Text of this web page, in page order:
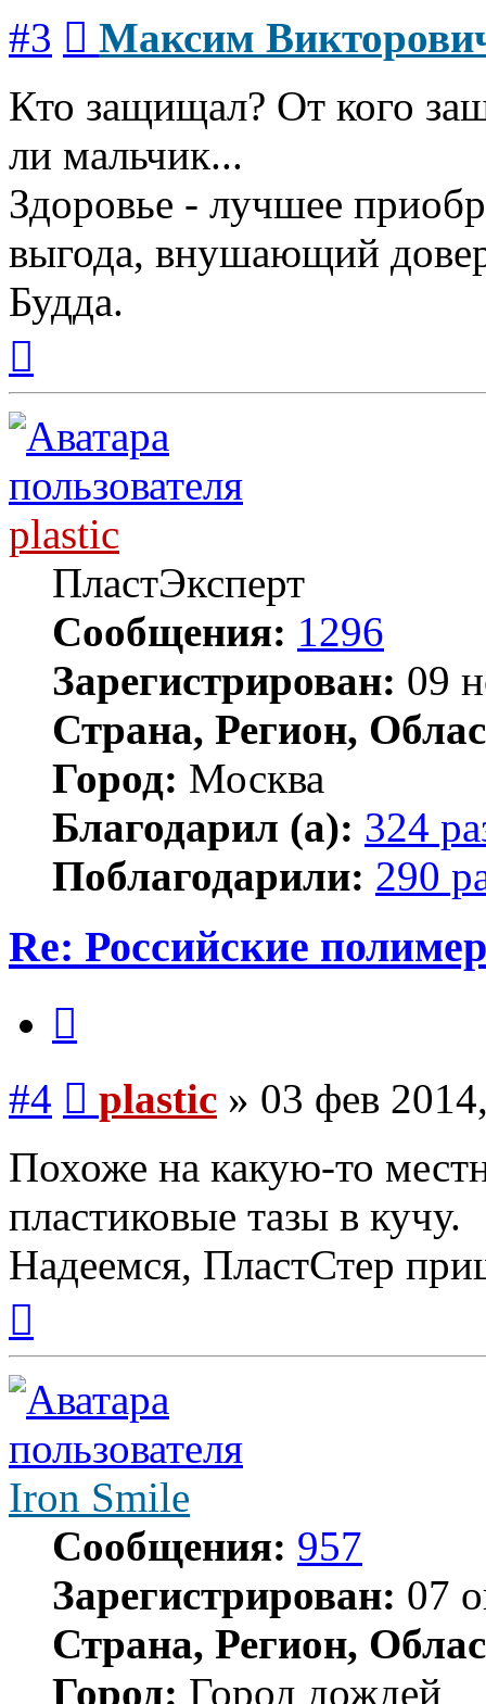
#3
Максим
Кто защищал? От кого
ли мальчик...
Здоровье - лучшее
выгода, внушающий
Будда.
началу
plastic
ПластЭксперт
Сообщения: 1296
Зарегистрирован: 09
Страна, Регион,
Город: Москва
Благодарил (а): 324
Поблагодарили: 290
Re: Российские
#4 plastic » 03 фев
Похоже на какую-то
пластиковые тазы в кучу.
Надеемся, ПластСтер
началу
Iron Smile
Сообщения: 957
Зарегистрирован: 07
Страна, Регион,
Город: Город дождей